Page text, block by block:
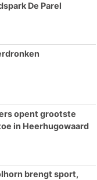
De Parel
opent grootste
in Heerhugowaard
brengt sport,